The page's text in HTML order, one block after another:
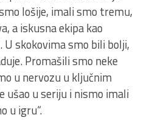
lošije, imali smo tremu,
a iskusna ekipa kao
skokovima smo bili bolji,
Promašili smo neke
u nervozu u ključnim
ušao u seriju i nismo imali
u igru“.